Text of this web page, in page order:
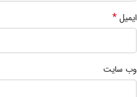
ایمیل*
وب‌ سایت